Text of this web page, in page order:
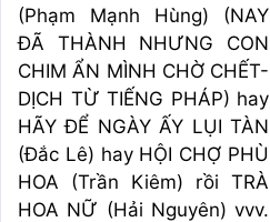
(Phạm Mạnh Hùng) (NAY
ĐÃ THÀNH NHƯNG CON
CHIM ẨN MÌNH CHỜ CHẾT-
DỊCH TỪ TIẾNG PHÁP) hay
HÃY ĐỂ NGÀY ẤY LỤI TÀN
(Đắc Lê) hay HỘI CHỢ PHÙ
HOA (Trần Kiêm) rồi TRÀ
HOA NỮ (Hải Nguyên) vvv.